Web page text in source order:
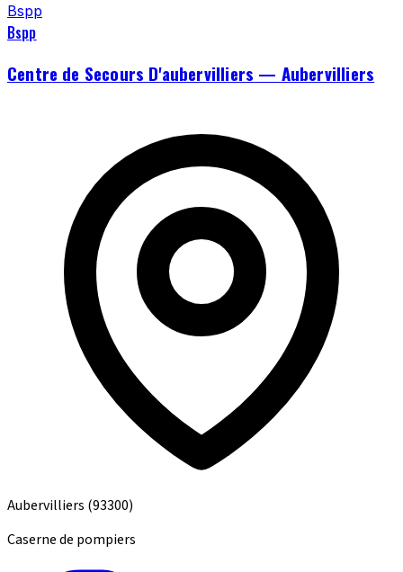
Bspp
Bspp
Centre de Secours D'aubervilliers — Aubervilliers
Aubervilliers (93300)
Caserne de pompiers